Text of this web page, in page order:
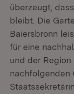
überzeugt,
bleibt. Die
Baiersbronn
für eine
und der
nachfolgenden